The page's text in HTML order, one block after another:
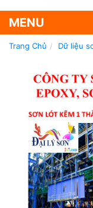
MENU
Trang Chủ Dữ liệu